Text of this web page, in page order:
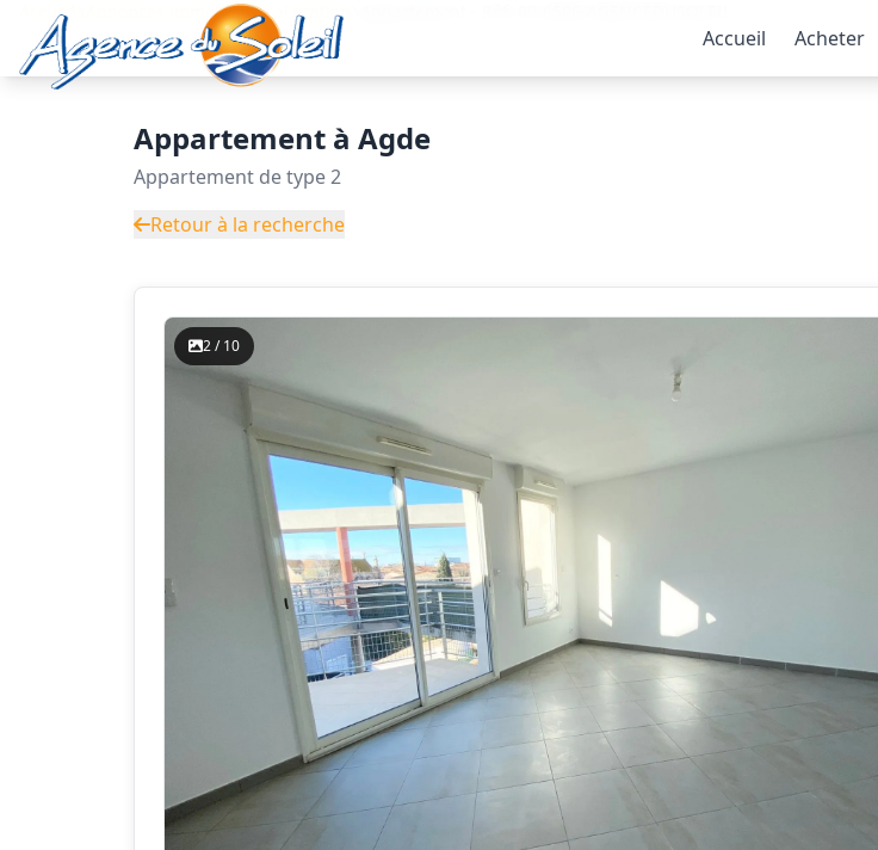
Aller au contenu principal
Accueil
Acheter
Accueil Annonces immobilières Location
Appartement à Agde
Appartement de type 2
Retour à la recherche
2 / 10